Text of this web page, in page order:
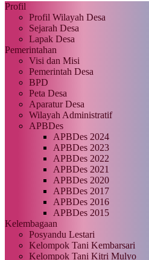
Profil
Profil Wilayah Desa
Sejarah Desa
Lapak Desa
Pemerintahan
Visi dan Misi
Pemerintah Desa
BPD
Peta Desa
Aparatur Desa
Wilayah Administratif
APBDes
APBDes 2024
APBDes 2023
APBDes 2022
APBDes 2021
APBDes 2020
APBDes 2017
APBDes 2016
APBDes 2015
Kelembagaan
Posyandu Lestari
Kelompok Tani Kembarsari
Kelompok Tani Kitri Mulyo